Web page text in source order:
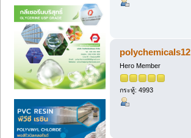
polychemicals12
Hero Member
กระทู้: 4993